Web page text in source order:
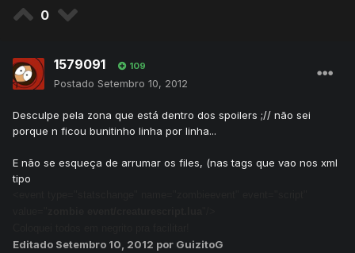
0
1579091 109
Postado Setembro 10, 2012
Desculpe pela zona que está dentro dos spoilers ;// não sei
porque n ficou bunitinho linha por linha...
E não se esqueça de arrumar os files, (nas tags que vao nos xml
tipo
Editado Setembro 10, 2012 por GuizitoG